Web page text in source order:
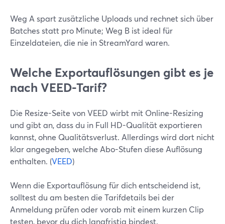
Weg A spart zusätzliche Uploads und rechnet sich über
Batches statt pro Minute; Weg B ist ideal für
Einzeldateien, die nie in StreamYard waren.
Welche Exportauflösungen gibt es je
nach VEED-Tarif?
Die Resize-Seite von VEED wirbt mit Online-Resizing
und gibt an, dass du in Full HD-Qualität exportieren
kannst, ohne Qualitätsverlust. Allerdings wird dort nicht
klar angegeben, welche Abo-Stufen diese Auflösung
enthalten. (VEED)
Wenn die Exportauflösung für dich entscheidend ist,
solltest du am besten die Tarifdetails bei der
Anmeldung prüfen oder vorab mit einem kurzen Clip
testen, bevor du dich langfristig bindest.